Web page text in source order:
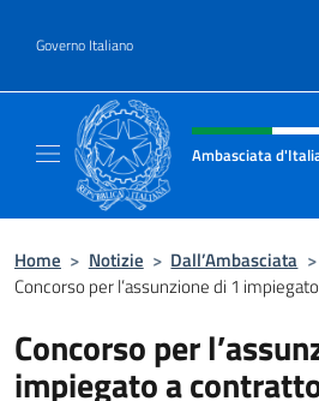
Governo Italiano
Intestazione sito,
Ambasciata
Home > Notizie > Dall’Ambasciata >
Concorso per l’assunzione di 1
Concorso per
impiegato a